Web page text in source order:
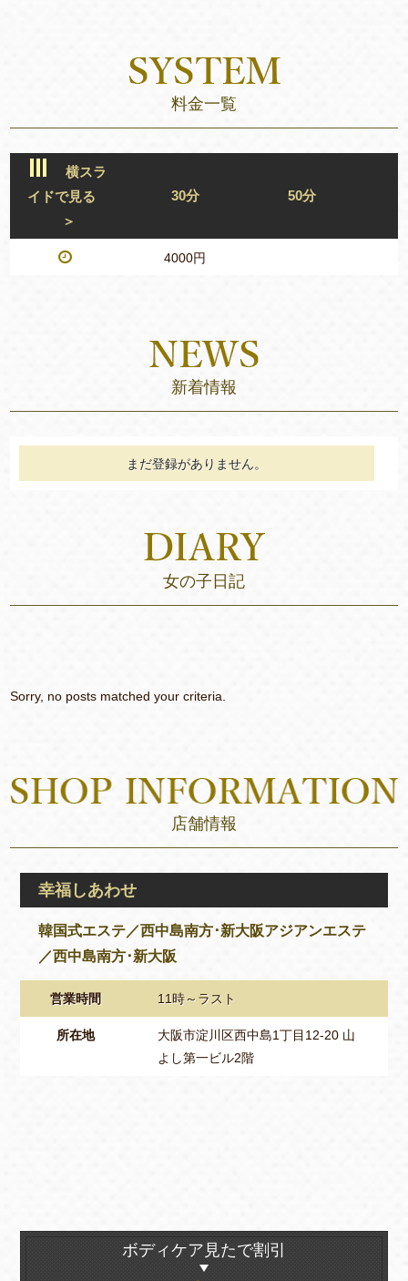
料金一覧
横スラ
イドで見る
＞
30分 50分
4000円
新着情報
まだ登録がありません。
女の子日記
Sorry, no posts matched your criteria.
店舗情報
幸福しあわせ
韓国式エステ／西中島南方･新大阪アジアンエステ
／西中島南方･新大阪
営業時間 11時～ラスト
所在地
大阪市淀川区西中島1丁目12-20 山
よし第一ビル2階
ボディケア見たで割引